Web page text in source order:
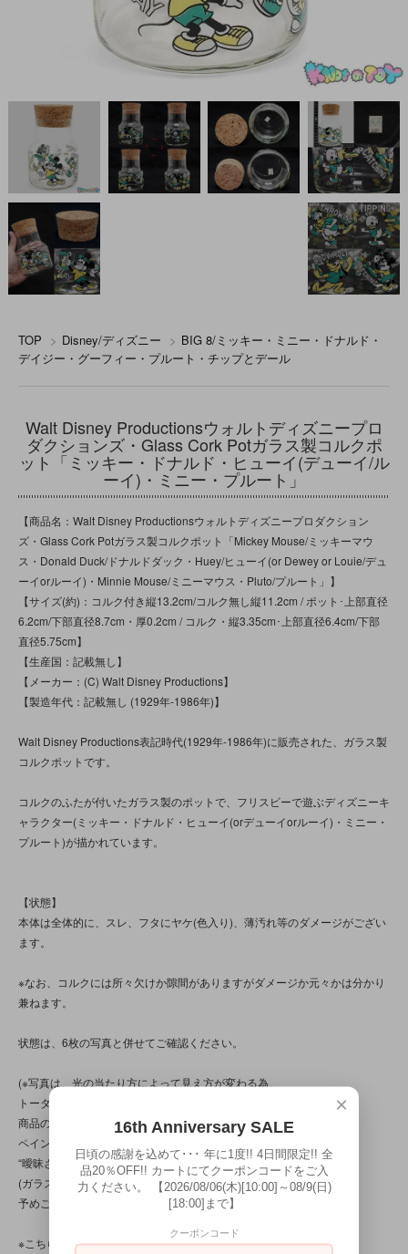
TOP > Disney/ディズニー > BIG 8/ミッキー・ミニー・ドナルド・
デイジー・グーフィー・プルート・チップとデール
Walt Disney Productionsウォルトディズニープロ
ダクションズ・Glass Cork Potガラス製コルクポ
ット「ミッキー・ドナルド・ヒューイ(デューイ/ル
ーイ)・ミニー・プルート」
【商品名：Walt Disney Productionsウォルトディズニープロダクション
ズ・Glass Cork Potガラス製コルクポット「Mickey Mouse/ミッキーマウ
ス・Donald Duck/ドナルドダック・Huey/ヒューイ(or Dewey or Louie/デュ
ーイorルーイ)・Minnie Mouse/ミニーマウス・Pluto/プルート」】
【サイズ(約)：コルク付き縦13.2cm/コルク無し縦11.2cm / ポット･上部直径
6.2cm/下部直径8.7cm・厚0.2cm / コルク・縦3.35cm･上部直径6.4cm/下部
直径5.75cm】
【生産国：記載無し】
【メーカー：(C) Walt Disney Productions】
【製造年代：記載無し (1929年-1986年)】
Walt Disney Productions表記時代(1929年-1986年)に販売された、ガラス製
コルクポットです。
コルクのふたが付いたガラス製のポットで、フリスビーで遊ぶディズニーキ
ャラクター(ミッキー・ドナルド・ヒューイ(orデューイorルーイ)・ミニー・
プルート)が描かれています。
【状態】
本体は全体的に、スレ、フタにヤケ(色入り)、薄汚れ等のダメージがござい
ます。
※なお、コルクには所々欠けか隙間がありますがダメージか元々かは分かり
兼ねます。
状態は、6枚の写真と併せてご確認ください。
(※写真は、光の当たり方によって見え方が変わる為、
トータル的に判断頂けると幸いです。
商品の特性/性質上、上記の問題以前に、
ペイントのムラや漏れ、作り自体に、
“曖昧さ”“甘さ”“雑さ”の部分が見られる商品です。
(ガラスの練りムラが見られます)
予めご了承くださいませ。)
※こちらの商品は店頭でも販売しています。
×
16th Anniversary SALE
日頃の感謝を込めて･･･ 年に1度!! 4日間限定!! 全
品20％OFF!! カートにてクーポンコードをご入
力ください。 【2026/08/06(木)[10:00]～08/9(日)
[18:00]まで】
クーポンコード